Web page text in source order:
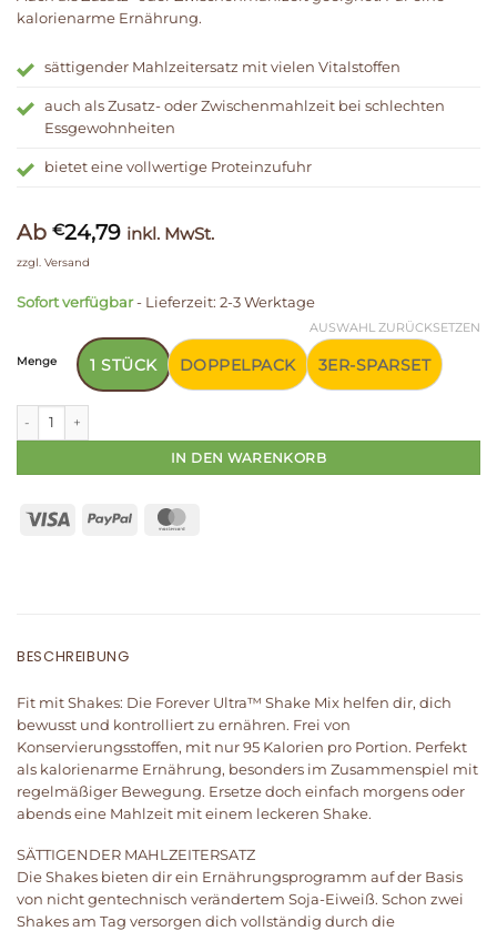
kalorienarme Ernährung.
sättigender Mahlzeitersatz mit vielen Vitalstoffen
auch als Zusatz- oder Zwischenmahlzeit bei schlechten
Essgewohnheiten
bietet eine vollwertige Proteinzufuhr
Ab €24,79 inkl. MwSt.
zzgl. Versand
Sofort verfügbar- Lieferzeit: 2-3 Werktage
Menge 1 STÜCK DOPPELPACK 3ER-SPARSET
AUSWAHL ZURÜCKSETZEN
IN DEN WARENKORB
BESCHREIBUNG
Fit mit Shakes: Die Forever Ultra™ Shake Mix helfen dir, dich
bewusst und kontrolliert zu ernähren. Frei von
Konservierungsstoffen, mit nur 95 Kalorien pro Portion. Perfekt
als kalorienarme Ernährung, besonders im Zusammenspiel mit
regelmäßiger Bewegung. Ersetze doch einfach morgens oder
abends eine Mahlzeit mit einem leckeren Shake.
SÄTTIGENDER MAHLZEITERSATZ
Die Shakes bieten dir ein Ernährungsprogramm auf der Basis
von nicht gentechnisch verändertem Soja-Eiweiß. Schon zwei
Shakes am Tag versorgen dich vollständig durch die